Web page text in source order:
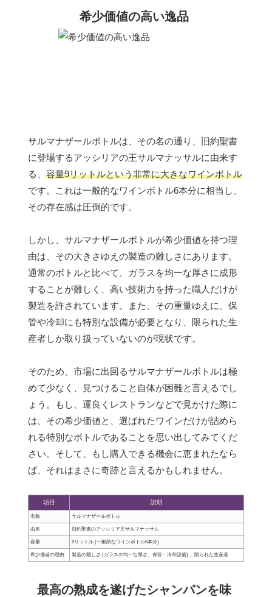
希少価値の高い逸品
サルマナザールボトルは、その名の通り、旧約聖書
に登場するアッシリアの王サルマナッサルに由来す
る、 容量9リットルという非常に大きなワインボトル
です。これは一般的なワインボトル6本分に相当し、
その存在感は圧倒的です。
しかし、サルマナザールボトルが希少価値を持つ理
由は、その大きさゆえの製造の難しさにあります。
通常のボトルと比べて、ガラスを均一な厚さに成形
することが難しく、高い技術力を持った職人だけが
製造を許されています。また、その重量ゆえに、保
管や冷却にも特別な設備が必要となり、限られた生
産者しか取り扱っていないのが現状です。
そのため、市場に出回るサルマナザールボトルは極
めて少なく、見つけること自体が困難と言えるでし
ょう。もし、運良くレストランなどで見かけた際に
は、その希少価値と、選ばれたワインだけが詰めら
れる特別なボトルであることを思い出してみてくだ
さい。そして、もし購入できる機会に恵まれたなら
ば、それはまさに奇跡と言えるかもしれません。
項目 説明
名称 サルマナザールボトル
由来 旧約聖書のアッシリア王サルマナッサル
容量 9リットル (一般的なワインボトル6本分)
希少価値の理由 製造の難しさ (ガラスの均一な厚さ、保管・冷却設備) 、限られた生産者
最高の熟成を遂げたシャンパンを味